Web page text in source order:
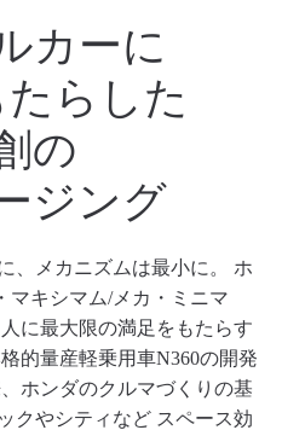
カーに
らした
の
ジング
、メカニズムは最小に。
ホ
マキシマム/メカ・ミニマ
に最大限の満足をもたらす
的量産軽乗用車N360の開発
、ホンダのクルマづくりの基
クやシティなど スペース効